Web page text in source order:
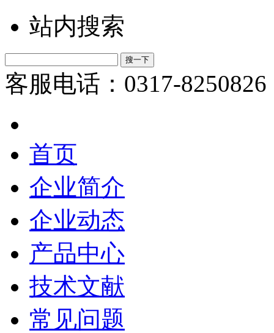
站内搜索
客服电话：0317-8250826
首页
企业简介
企业动态
产品中心
技术文献
常见问题